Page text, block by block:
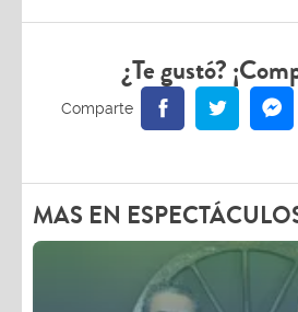
¿Te gustó?
MAS EN